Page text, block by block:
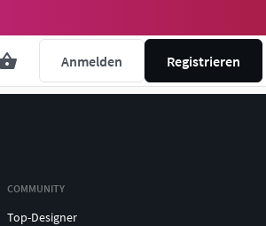
Anmelden Registrieren
COMMUNITY
Top-Designer